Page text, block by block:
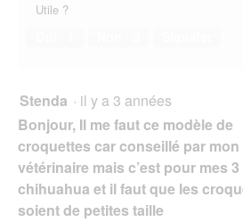
Utile ?
Stenda · il y a 3 années
Bonjour, Il me faut ce modèle de
croquettes car conseillé par mon
vétérinaire mais c’est pour mes 3
chihuahua et il faut que les
soient de petites taille